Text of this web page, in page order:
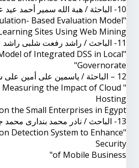
10- الباحثة / هبة الله سمير أحمد عيد عن رسالتها بعنوان:
"A Proposed Simulation- Based Evaluation Model
Sites Using Web Mining"
11- الباحث / راشد رفعت شلبى راشد عن رسالته بعنوان:
of Integrated DSS in Local
Governorate"
12 – الباحثة / ياسمين على أمين على شلبى عن رسالتها بعنوان:
Measuring the Impact of Cloud
Hosting
the Small Enterprises in Egypt"
13- الباحث / نادر محمد بندارى محمد جوهر عن رسالته بعنوان:
Detection System to Enhance
Security
of Mobile Business"